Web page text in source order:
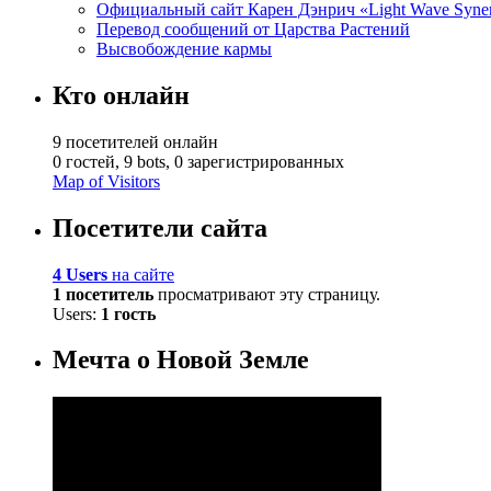
Официальный сайт Карен Дэнрич «Light Wave
Перевод сообщений от Царства Растений
Высвобождение кармы
Кто онлайн
9 посетителей онлайн
0 гостей, 9 bots, 0 зарегистрированных
Map of Visitors
Посетители сайта
4 Users на сайте
1 посетитель просматривают эту страницу.
Users: 1 гость
Мечта о Новой Земле